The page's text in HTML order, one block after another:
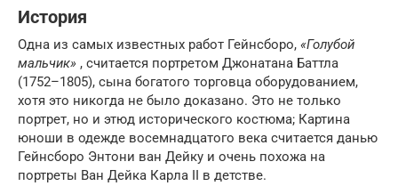
История
Одна из самых известных работ Гейнсборо, «Голубой
мальчик» , считается портретом Джонатана Баттла
(1752–1805), сына богатого торговца оборудованием,
хотя это никогда не было доказано. Это не только
портрет, но и этюд исторического костюма; Картина
юноши в одежде восемнадцатого века считается данью
Гейнсборо Энтони ван Дейку и очень похожа на
портреты Ван Дейка Карла II в детстве.